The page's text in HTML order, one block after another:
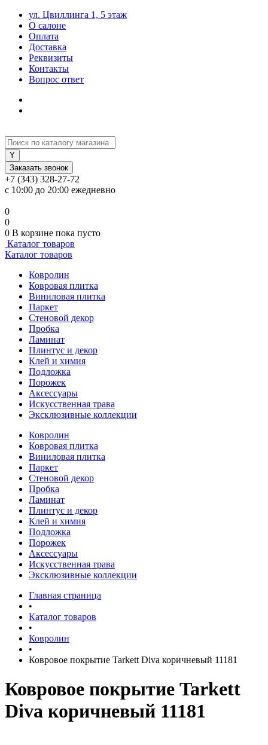
ул. Цвиллинга 1, 5 этаж
О салоне
Оплата
Доставка
Реквизиты
Контакты
Вопрос ответ
Заказать звонок
+7 (343) 328-27-72
с 10:00 до 20:00 ежедневно
0
0
0 В корзине пока пусто
Каталог товаров
Каталог товаров
Ковролин
Ковровая плитка
Виниловая плитка
Паркет
Стеновой декор
Пробка
Ламинат
Плинтус и декор
Клей и химия
Подложка
Порожек
Аксессуары
Искусственная трава
Эксклюзивные коллекции
Ковролин
Ковровая плитка
Виниловая плитка
Паркет
Стеновой декор
Пробка
Ламинат
Плинтус и декор
Клей и химия
Подложка
Порожек
Аксессуары
Искусственная трава
Эксклюзивные коллекции
Главная страница
•
Каталог товаров
•
Ковролин
•
Ковровое покрытие Tarkett Diva коричневый 11181
Ковровое покрытие Tarkett
Diva коричневый 11181